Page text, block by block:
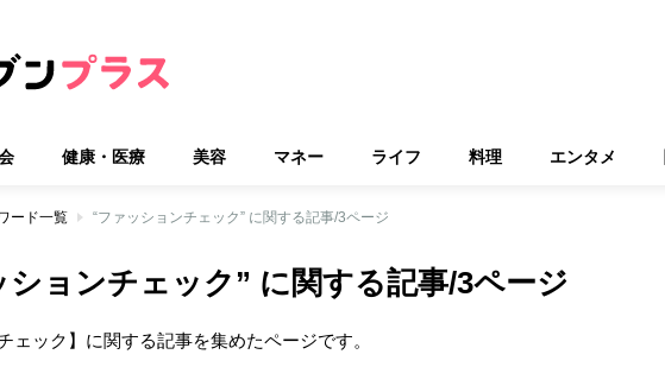
健康・医療 美容 マネー ライフ 料理 エンタメ
ード一覧 “ファッションチェック” に関する記事/3ページ
ションチェック” に関する記事/3ページ
ェック】に関する記事を集めたページです。